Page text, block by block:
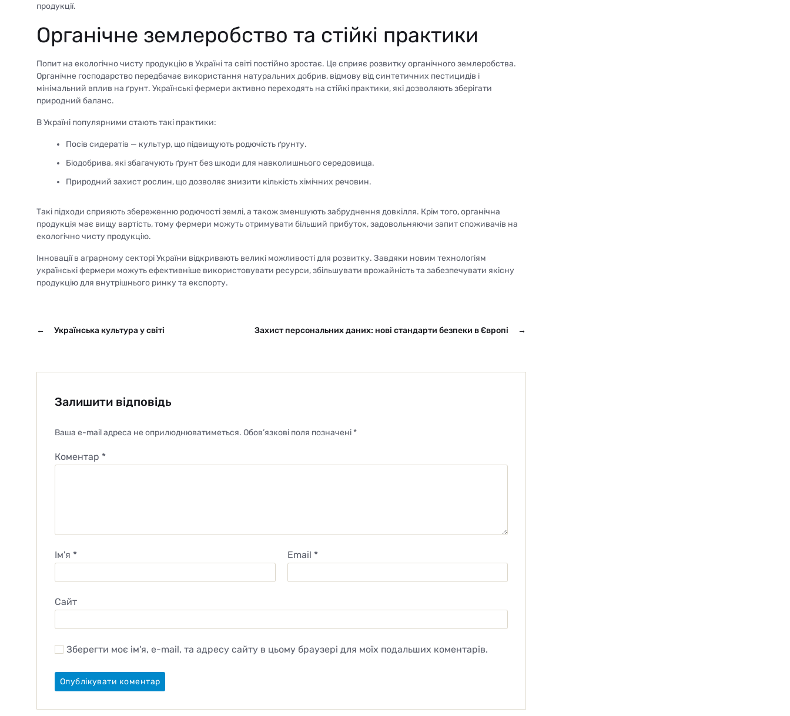
продукції.
Органічне землеробство та стійкі практики
Попит на екологічно чисту продукцію в Україні та світі постійно зростає. Це сприяє розвитку органічного землеробства.
Органічне господарство передбачає використання натуральних добрив, відмову від синтетичних пестицидів і
мінімальний вплив на ґрунт. Українські фермери активно переходять на стійкі практики, які дозволяють зберігати
природний баланс.
В Україні популярними стають такі практики:
Посів сидератів — культур, що підвищують родючість ґрунту.
Біодобрива, які збагачують ґрунт без шкоди для навколишнього середовища.
Природний захист рослин, що дозволяє знизити кількість хімічних речовин.
Такі підходи сприяють збереженню родючості землі, а також зменшують забруднення довкілля. Крім того, органічна
продукція має вищу вартість, тому фермери можуть отримувати більший прибуток, задовольняючи запит споживачів на
екологічно чисту продукцію.
Інновації в аграрному секторі України відкривають великі можливості для розвитку. Завдяки новим технологіям
українські фермери можуть ефективніше використовувати ресурси, збільшувати врожайність та забезпечувати якісну
продукцію для внутрішнього ринку та експорту.
← Українська культура у світі →
Захист персональних даних: нові стандарти безпеки в Європі
Залишити відповідь
Ваша e-mail адреса не оприлюднюватиметься. Обов’язкові поля позначені *
Коментар *
Ім'я * Email *
Сайт
Зберегти моє ім'я, e-mail, та адресу сайту в цьому браузері для моїх подальших коментарів.